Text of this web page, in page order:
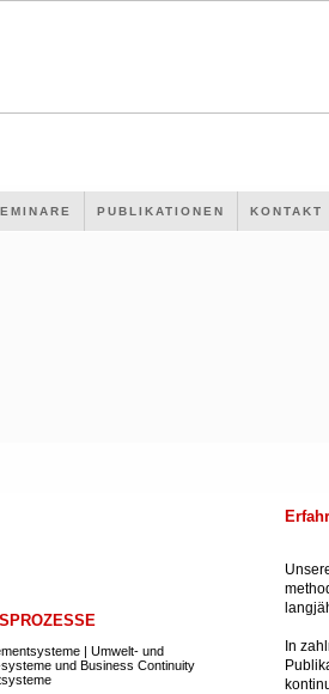
PUBLIKATIONEN KONTAKT
| Umwelt- und
und Business Continuity
In